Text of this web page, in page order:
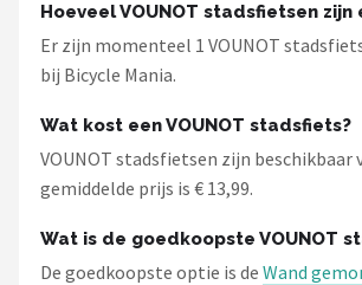
Voltano
Cortina
Hoeveel VOUNOT stadsfietsen zijn
Er zijn momenteel 1 VOUNOT
bij Bicycle Mania.
Wat kost een VOUNOT stadsfiets?
VOUNOT stadsfietsen zijn beschikbaar
gemiddelde prijs is € 13,99.
Wat is de goedkoopste VOUNOT
De goedkoopste optie is de Wand